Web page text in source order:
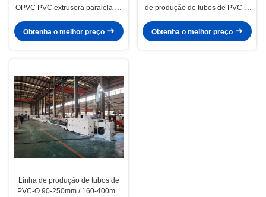
OPVC PVC extrusora paralela de
alta capacidade de saída e
menos potência
Obtenha o melhor preço
de produção de tubos de PVC-O
extrusão de tubos de O-PVC
Obtenha o melhor preço
Linha de produção de tubos de
PVC-O 90-250mm / 160-400mm